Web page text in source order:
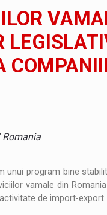
cibernetica pentru
pedepseste granitele?
Romania
unui program bine
vamale din
de import-export.